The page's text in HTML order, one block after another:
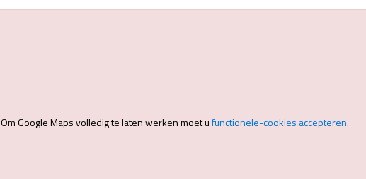
Om Google Maps volledig te laten werken moet ufunctionele-cookies accepteren.